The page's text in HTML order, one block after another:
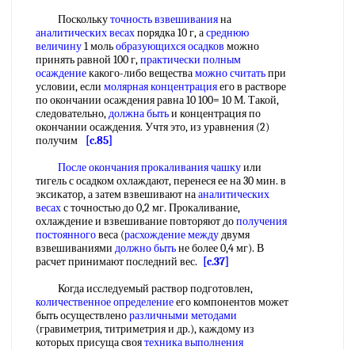
Посколькуточность взвешиванияна
аналитических весахпорядка 10 г, асреднюю
величину1 мольобразующихся осадков можно
принять равной 100 г,практически полным
осаждениекакого-либо веществаможно считатьпри
условии, если молярная концентрацияего в растворе
по окончании осаждения равна 10 100= 10 М. Такой,
следовательно,должна бытьи концентрация по
окончании осаждения. Учтя это, из уравнения (2)
получим
[c.85]
После окончанияпрокаливания чашкуили
тигель с осадком охлаждают, перенеся ее на 30 мин. в
эксикатор, а затем взвешивают нааналитических
весахс точностью до 0,2 мг. Прокаливание,
охлаждение и взвешивание повторяют дополучения
постоянноговеса (расхождение междудвумя
взвешиваниями должно бытьне более 0,4 мг). В
расчет принимают последний вес.
[c.37]
Когда исследуемый раствор подготовлен,
количественное определениеего компонентов может
быть осуществленоразличными методами
(гравиметрия, титриметрия и др.), каждому из
которых присуща своятехника выполнения